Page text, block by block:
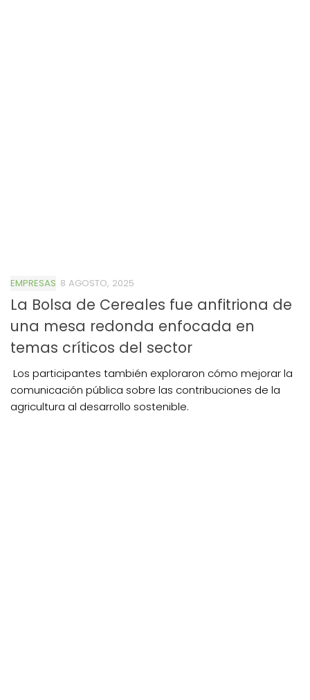
EMPRESAS 8 AGOSTO, 2025
La Bolsa de Cereales fue anfitriona de
una mesa redonda enfocada en
temas críticos del sector
Los participantes también exploraron cómo mejorar la
comunicación pública sobre las contribuciones de la
agricultura al desarrollo sostenible.